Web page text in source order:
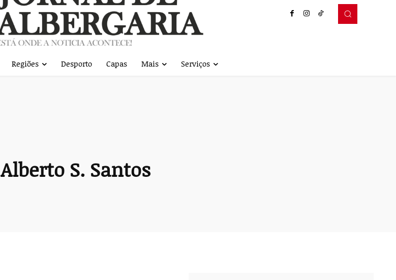
Regiões Desporto Capas Mais Serviços
Alberto S. Santos